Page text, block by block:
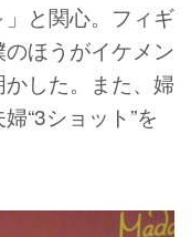
と関心。フィギ
ほうがイケメン
した。また、婦
“3ショット”を